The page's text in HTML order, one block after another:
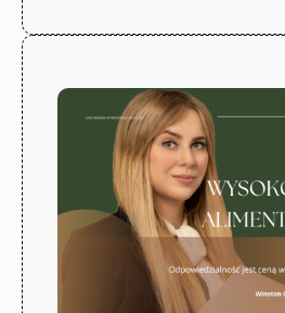
Rodzicielskie
co
warto
wiedzieć?
Gorzów
Wlkp.